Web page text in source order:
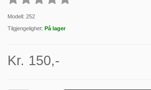
Modell: 252
Tilgjengelighet: På lager
Kr. 150,-